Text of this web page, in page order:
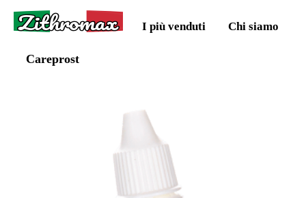
Zithromax I più venduti Chi siamo
Careprost